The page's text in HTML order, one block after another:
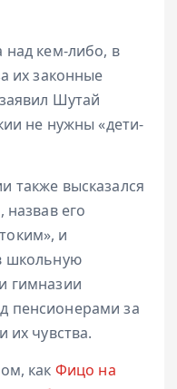
над кем-либо, в
их законные
Шутай
не нужны «дети-
также высказался
назвав его
и
школьную
гимназии
пенсионерами за
их чувства.
как Фицо на